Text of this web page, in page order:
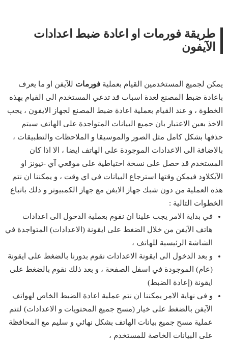
طريقة فورمات او اعادة ضبط اعدادات
الآيفون
يمكن لجميع المستخدمين القيام بعملية فورمات للآيفن او ما يعرف
باعادة ضبط المصنع لعدة اسباب قد تدعي المستخدم الى القيام بهذه
الخطوة ، و عند القيام بعملية اعادة ضبط المصنع لجهاز الايفون ، يجب
الاخذ بعين الاعتبار بان جميع البيانات المتواجدة على الهاتف سيتم
حذفها بشكل كامل مثل الصور والموسيقا و الملاحظات والتطبيقات ،
بالاضافة الى الاعدادات الموجودة على الهاتف ايضا ، الا اذا كان
المستخدم قد حصل على نسخة احتياطية على موقعي آي -تيونز او
الآيكلاود فيمكن وقتها استرجاع البيانات في اي وقت ، و يمكننا ان نتم
هذه العملية من دون شبك جهاز الايفن مع جهاز الكمبيوتر و ذلك باتباع
الخطوات التالية :
في بداية الامر يجب علينا ان نقوم بعملية الدخول الى اعدادات
هاتف الآيفن من خلال الضغط على ايقونة (الاعدادات) المتواجدة في
الشاشة الرئيسية للهاتف ،
و بعد الدخول الى ايقونة الاعدادات نقوم بدورنا بالضغط على ايقونة
(عام) الموجودة في اسفل الصفحة ، و بعد ذلك نقوم بالضغط على
ايقونة (إعادة الضبط)
و في نهاية الامر يمكننا ان نتم عملية اعادة الضبط الخاص لهواتف
الآيفن بالضغط على خيار (مسح جميع المحتويات و الاعدادات) لتتم
عملية مسح جميع بيانات الهاتف بشكل نهائي و سليم مع المحافظة
على البيانات الخاصة للمستخدم ،